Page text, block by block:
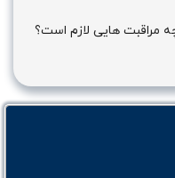
مراقبت هایی لازم است؟